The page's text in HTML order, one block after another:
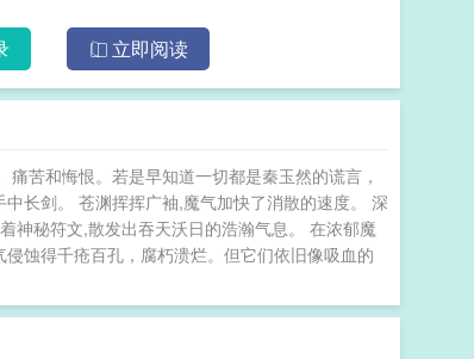
立即阅读
苦和悔恨。若是早知道一切都是秦玉然的谎言，
长剑。 苍渊挥挥广袖,魔气加快了消散的速度。 深
神秘符文,散发出吞天沃日的浩瀚气息。 在浓郁魔
蚀得千疮百孔，腐朽溃烂。但它们依旧像吸血的